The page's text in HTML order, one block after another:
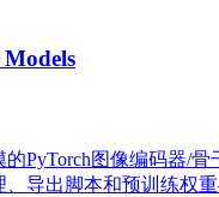
PyTorch图像编码器/骨
、导出脚本和预训练权